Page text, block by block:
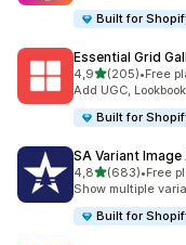
Built for
Essential Grid
4,9av 5 stjerner
(205)
Totalt 205 omtaler
•Free
Add UGC,
Built for
SA Variant
4,8av 5 stjerner
(683)
Totalt 683 omtaler
•Free
Show multiple
Built for